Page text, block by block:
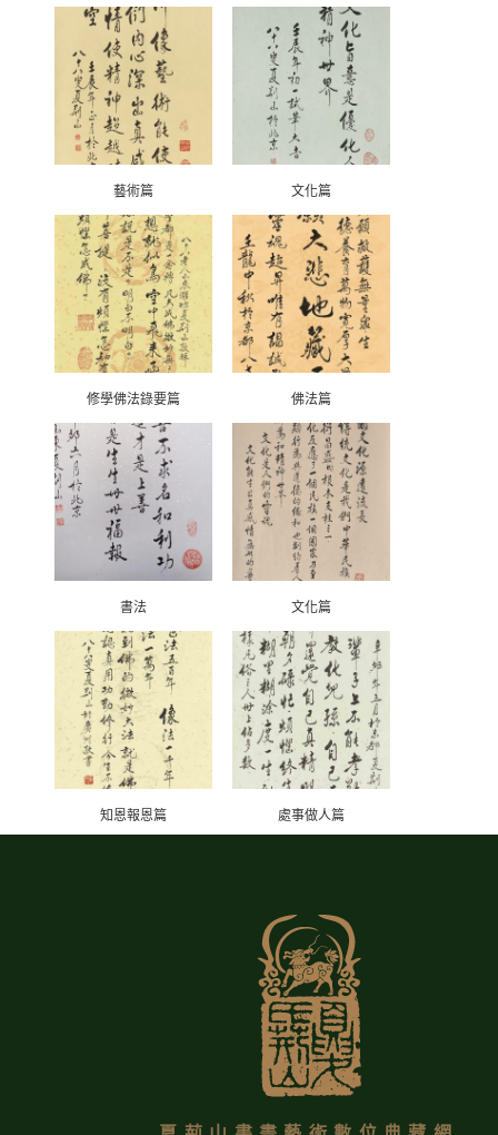
藝術篇 文化篇
修學佛法錄要篇 佛法篇
書法 文化篇
知恩報恩篇 處事做人篇